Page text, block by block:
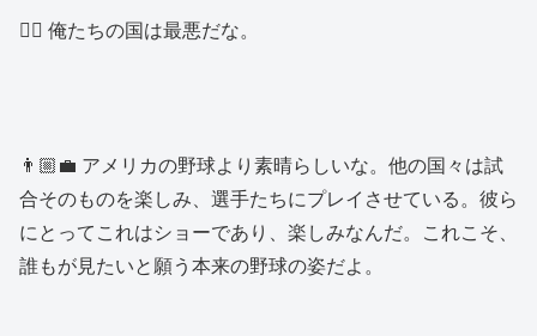
👱‍♂️ 俺たちの国は最悪だな。
👨🏼‍💼 アメリカの野球より素晴らしいな。他の国々は試
合そのものを楽しみ、選手たちにプレイさせている。彼ら
にとってこれはショーであり、楽しみなんだ。これこそ、
誰もが見たいと願う本来の野球の姿だよ。